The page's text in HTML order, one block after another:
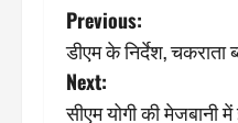
P
o
Previous:
डीएम के निर्देश, चकराता
Next:
सीएम योगी की मेजबानी